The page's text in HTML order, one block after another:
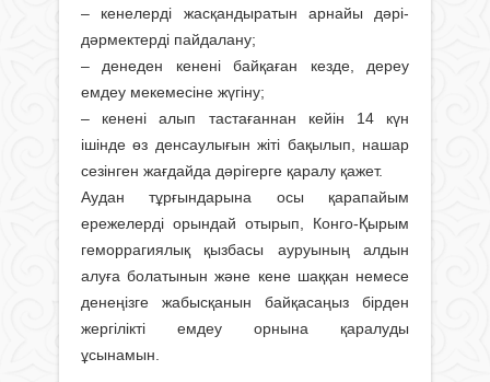
– кенелерді жасқандыратын арнайы дәрі-
дәрмектерді пайдалану;
– денеден кенені байқаған кезде, дереу
емдеу мекемесіне жүгіну;
– кенені алып тастағаннан кейін 14 күн
ішінде өз денсаулығын жіті бақылып, нашар
сезінген жағдайда дәрігерге қаралу қажет.
Аудан тұрғындарына осы қарапайым
ережелерді орындай отырып, Конго-Қырым
геморрагиялық қызбасы ауруының алдын
алуға болатынын және кене шаққан немесе
денеңізге жабысқанын байқасаңыз бірден
жергілікті емдеу орнына қаралуды
ұсынамын.